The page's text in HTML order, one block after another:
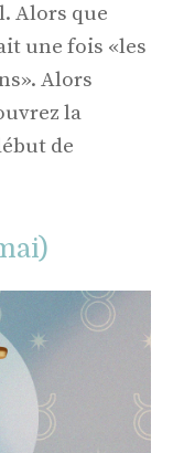
Alors que
une fois «les
Alors
la
de